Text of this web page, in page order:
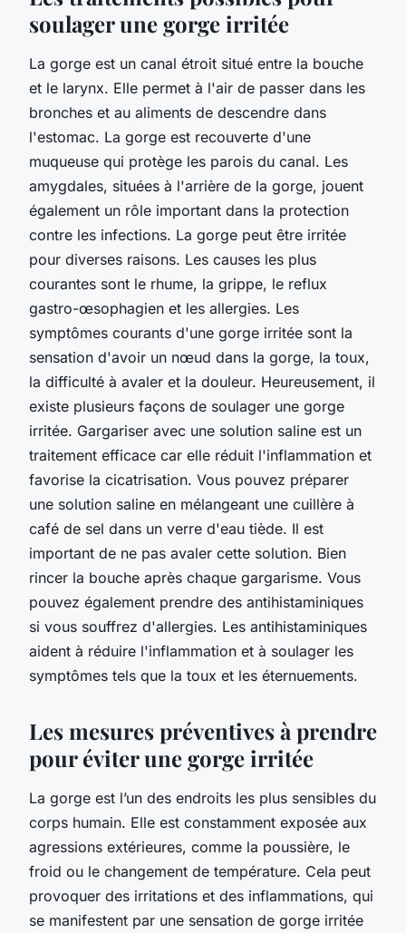
soulager une gorge irritée
La gorge est un canal étroit situé entre la bouche
et le larynx. Elle permet à l'air de passer dans les
bronches et au aliments de descendre dans
l'estomac. La gorge est recouverte d'une
muqueuse qui protège les parois du canal. Les
amygdales, situées à l'arrière de la gorge, jouent
également un rôle important dans la protection
contre les infections. La gorge peut être irritée
pour diverses raisons. Les causes les plus
courantes sont le rhume, la grippe, le reflux
gastro-œsophagien et les allergies. Les
symptômes courants d'une gorge irritée sont la
sensation d'avoir un nœud dans la gorge, la toux,
la difficulté à avaler et la douleur. Heureusement, il
existe plusieurs façons de soulager une gorge
irritée. Gargariser avec une solution saline est un
traitement efficace car elle réduit l'inflammation et
favorise la cicatrisation. Vous pouvez préparer
une solution saline en mélangeant une cuillère à
café de sel dans un verre d'eau tiède. Il est
important de ne pas avaler cette solution. Bien
rincer la bouche après chaque gargarisme. Vous
pouvez également prendre des antihistaminiques
si vous souffrez d'allergies. Les antihistaminiques
aident à réduire l'inflammation et à soulager les
symptômes tels que la toux et les éternuements.
Les mesures préventives à prendre
pour éviter une gorge irritée
La gorge est l’un des endroits les plus sensibles du
corps humain. Elle est constamment exposée aux
agressions extérieures, comme la poussière, le
froid ou le changement de température. Cela peut
provoquer des irritations et des inflammations, qui
se manifestent par une sensation de gorge irritée